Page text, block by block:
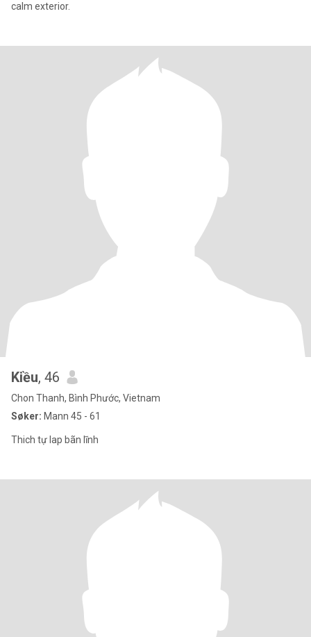
calm exterior.
Kiều, 46
Chon Thanh, Bình Phước, Vietnam
Søker: Mann 45 - 61
Thich tự lap bãn lĩnh